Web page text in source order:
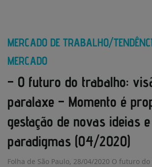
MERCADO DE TRABALHO/
MERCADO
– O futuro do trabalho:
paralaxe – Momento é
gestação de novas ideias
paradigmas (04/2020)
Folha de São Paulo, 28/04/2020 O futuro